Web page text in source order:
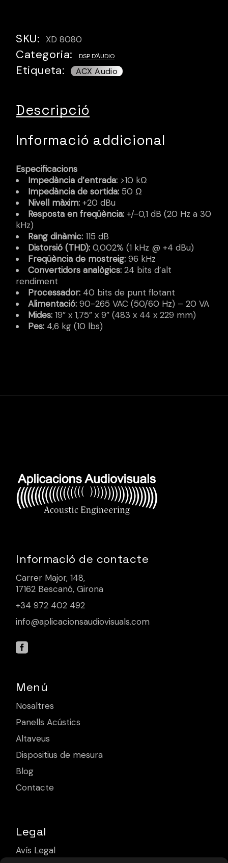
SKU: XD 8080
Categoria: DSP D'ÀUDIO
Etiqueta:
Descripció
Informació addicional
Especificacions
Impedància d’entrada: >10 kΩ
Impedància de sortida: 50 Ω
Nivell màxim: +20 dBu
Resposta en freqüència: +/-0,1 dB (20 Hz a 30
kHz)
Rang dinàmic: 115 dB
Distorsió (THD): 0,002% (1 kHz @ +4 dBu)
Freqüència de mostreig: 96 kHz
Convertidors analògics: 24 bits d’alt
rendiment
Processador: 40 bits de punt flotant
Alimentació: 90-265 VAC (50/60 Hz) – 20 VA
Mides: 19” x 1,75” x 9” (483 x 44 x 229 mm)
Pes: 4,6 kg (10 lbs)
Informació de contacte
Carrer Major, 148,
17162 Bescanó, Girona
+34 972 402 492
info@aplicacionsaudiovisuals.com
Menú
Nosaltres
Panells Acústics
Altaveus
Dispositius de mesura
Blog
Contacte
Legal
Avís Legal